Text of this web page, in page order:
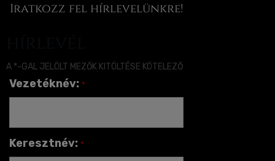
Iratkozz fel hírlevelünkre!
A *-GAL JELÖLT MEZŐK KITÖLTÉSE KÖTELEZŐ
Vezetéknév: *
Keresztnév: *